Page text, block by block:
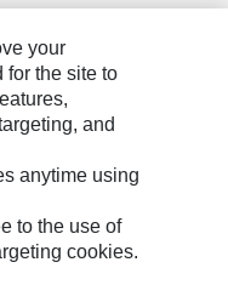
your
for the site to
and
anytime using
to the use of
cookies.